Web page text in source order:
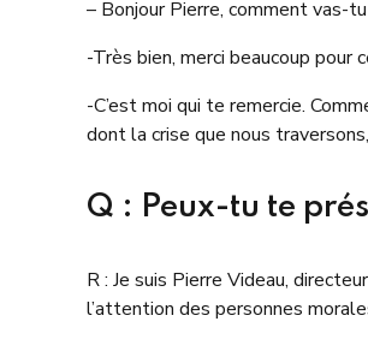
– Bonjour Pierre, comment vas-
-Très bien, merci beaucoup
-C’est moi qui te remercie.
dont la crise que nous
Q : Peux-tu te
R : Je suis Pierre Videau,
l’attention des personnes